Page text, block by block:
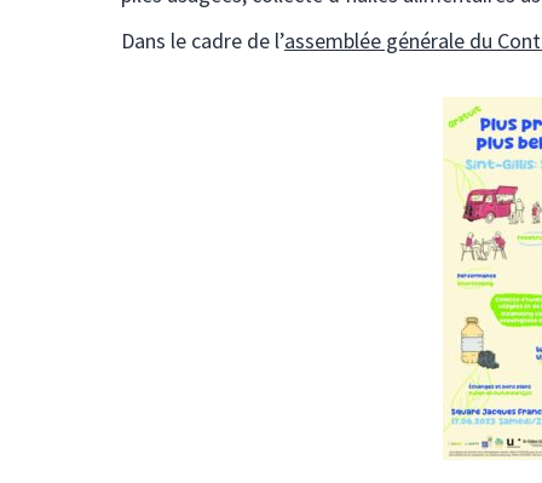
Dans le cadre de l’assemblée générale du